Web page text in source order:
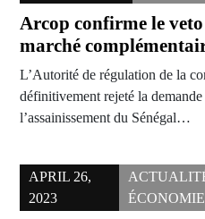
Arcop confirme le
marché
L’Autorité de régulation de la
définitivement rejeté la
l’assainissement du Sénégal…
APRIL 26,
2023
ÉCONOMIE